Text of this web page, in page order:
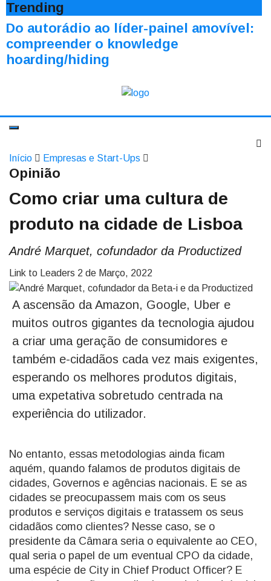
Trending
Do autorádio ao líder-painel amovível:
compreender o knowledge
hoarding/hiding
Início Empresas e Start-Ups
Opinião
Como criar uma cultura de
produto na cidade de Lisboa
André Marquet, cofundador da Productized
Link to Leaders 2 de Março, 2022
A ascensão da Amazon, Google, Uber e
muitos outros gigantes da tecnologia ajudou
a criar uma geração de consumidores e
também e-cidadãos cada vez mais exigentes,
esperando os melhores produtos digitais,
uma expetativa sobretudo centrada na
experiência do utilizador.
No entanto, essas metodologias ainda ficam
aquém, quando falamos de produtos digitais de
cidades, Governos e agências nacionais. E se as
cidades se preocupassem mais com os seus
produtos e serviços digitais e tratassem os seus
cidadãos como clientes? Nesse caso, se o
presidente da Câmara seria o equivalente ao CEO,
qual seria o papel de um eventual CPO da cidade,
uma espécie de City in Chief Product Officer? E